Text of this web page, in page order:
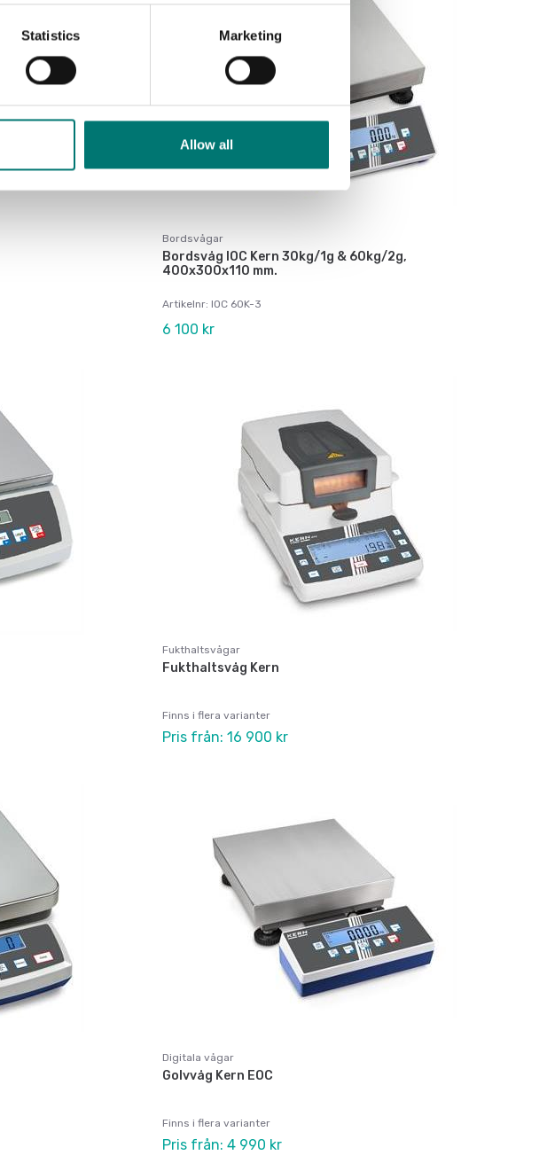
Statistics Marketing
Allow all
Bordsvågar
Bordsvåg IOC Kern 30kg/1g & 60kg/2g,
400x300x110 mm.
Artikelnr: IOC 60K-3
6 100 kr
Fukthaltsvågar
Fukthaltsvåg Kern
Finns i flera varianter
Pris från: 16 900 kr
Digitala vågar
Golvvåg Kern EOC
Finns i flera varianter
Pris från: 4 990 kr